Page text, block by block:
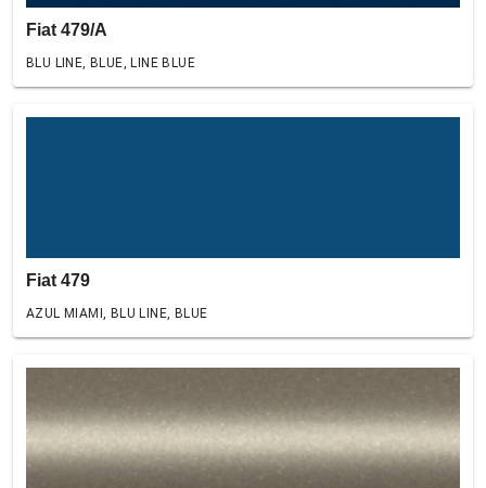
Fiat 479/A
BLU LINE, BLUE, LINE BLUE
Fiat 479
AZUL MIAMI, BLU LINE, BLUE